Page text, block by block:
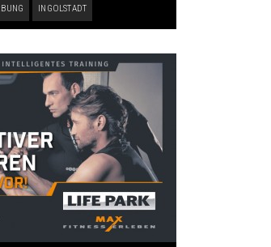
INGOLSTADT